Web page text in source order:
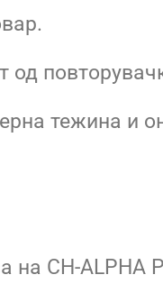
од
тежина и
на CH-